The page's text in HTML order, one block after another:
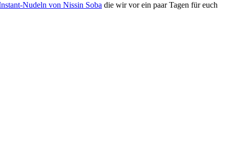
Nudeln von Nissin Soba die wir vor ein paar Tagen für euch